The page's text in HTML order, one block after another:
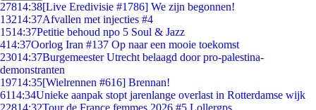
27814:38[Live Eredivisie #1786] We zijn begonnen!
13214:37Afvallen met injecties #4
1514:37Petitie behoud npo 5 Soul & Jazz
414:37Oorlog Iran #137 Op naar een mooie toekomst
23014:37Burgemeester Utrecht belaagd door pro-palestina-
demonstranten
19714:35[Wielrennen #616] Brennan!
6114:34Unieke aanpak stopt jarenlange overlast in Rotterdamse wijk
22814:32Tour de France femmes 2026 #5 Lollergps